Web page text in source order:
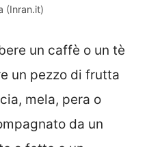
(Inran.it)
un caffè o un tè
un pezzo di frutta
mela, pera o
da un